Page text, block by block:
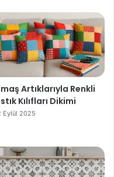
Artıklarıyla Renkli
Kılıfları Dikimi
Eylül 2025